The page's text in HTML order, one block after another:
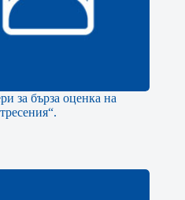
за бърза оценка на